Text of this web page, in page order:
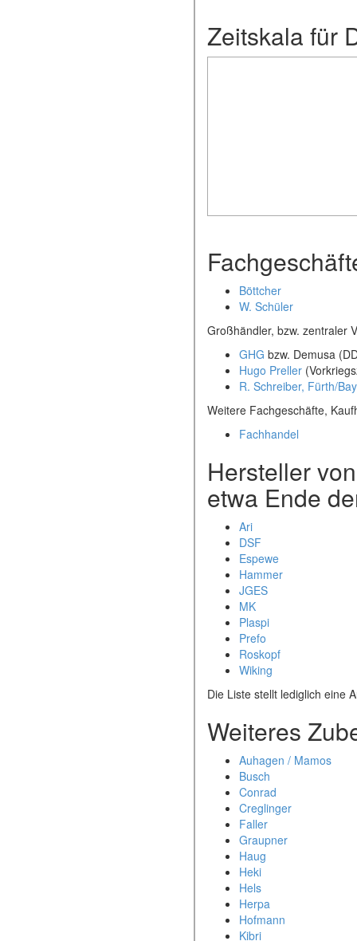
Zeitskala für
Böttcher
W. Schüler
Großhändler, bzw. zentraler
GHG bzw. Demusa
Hugo Preller
R. Schreiber, Fürth/
Weitere Fachgeschäfte,
Fachhandel
Hersteller
etwa Ende
Ari
DSF
Espewe
Hammer
JGES
MK
Plaspi
Prefo
Roskopf
Wiking
Die Liste stellt lediglich eine
Weiteres
Auhagen / Mamos
Busch
Conrad
Creglinger
Faller
Graupner
Haug
Heki
Hels
Herpa
Hofmann
Kibri